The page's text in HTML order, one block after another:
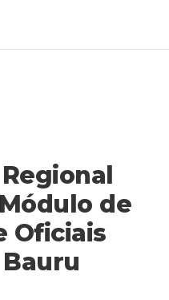
de
Oficiais